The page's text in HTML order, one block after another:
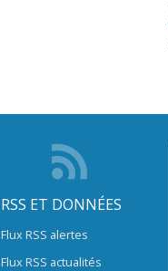
RSS ET DONNÉES
Flux RSS alertes
Flux RSS actualités